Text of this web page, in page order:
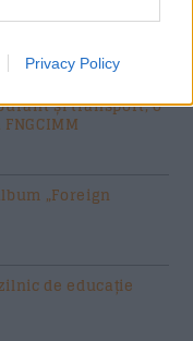
Privacy Policy
în „Saturday Night
și transport, o
„Foreign
de educație